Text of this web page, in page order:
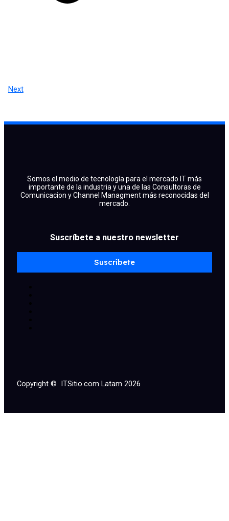
Next
Somos el medio de tecnología para el mercado IT más
importante de la industria y una de las Consultoras de
Comunicacion y Channel Managment más reconocidas del
mercado.
Suscríbete a nuestro newsletter
Suscríbete
Copyright © ITSitio.com Latam 2026